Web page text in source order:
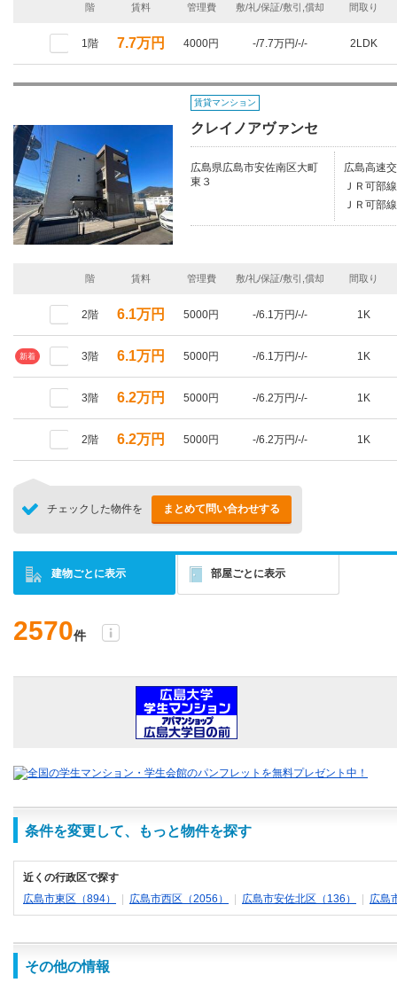
階 賃料 管理費 敷/礼/保証/敷引,償却 間取り
1階 7.7万円 4000円 -/7.7万円/-/- 2LDK
賃貸マンション
クレイノアヴァンセ
広島県広島市安佐南区大町
東３
広島高速
ＪＲ可部
ＪＲ可部
階 賃料 管理費 敷/礼/保証/敷引,償却 間取り
2階 6.1万円 5000円 -/6.1万円/-/- 1K
新着 3階 6.1万円 5000円 -/6.1万円/-/- 1K
3階 6.2万円 5000円 -/6.2万円/-/- 1K
2階 6.2万円 5000円 -/6.2万円/-/- 1K
チェックした物件を まとめて問い合わせする
建物ごとに表示 部屋ごとに表示
2570件
条件を変更して、もっと物件を探す
近くの行政区で探す
広島市東区（894）
広島市西区（2056） 広島市安佐北区（136） 広島
その他の情報